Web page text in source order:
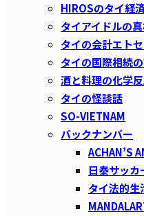
HIROSのタイ経
タイアイドルの
タイの会計エト
タイの国際相続
酒と料理の化学
タイの怪談話
SO-VIETNAM
バックナンバー
ACHAN’S
日泰サッカ
タイ法的生